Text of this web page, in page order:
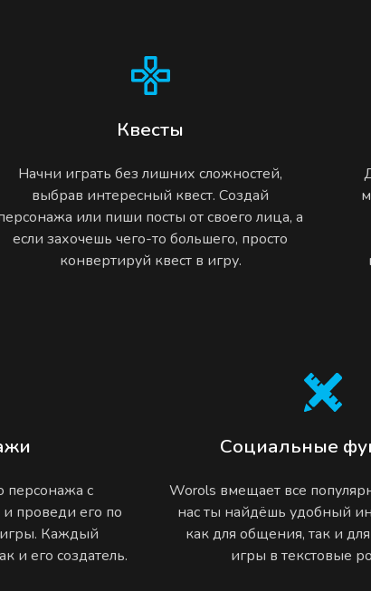
Квесты
Начни играть без лишних сложностей,
выбрав интересный квест. Создай
или пиши посты от своего лица, а
если захочешь чего-то большего, просто
конвертируй квест в игру.
персонажа с
проведи его по
Каждый
и его создатель.
Социальные
Worols вмещает все
нас ты найдёшь удобный
как для общения, так и
игры в текстовые